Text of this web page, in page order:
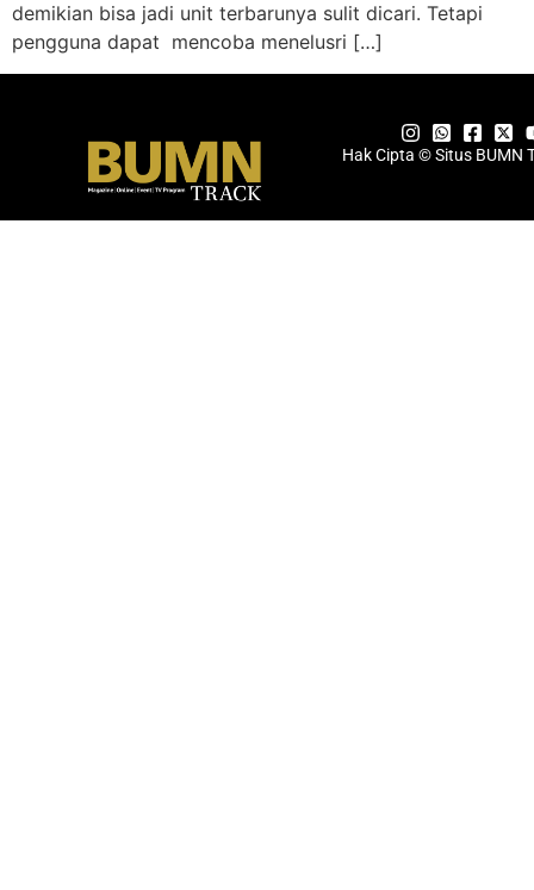
demikian bisa jadi unit terbarunya sulit dicari. Tetapi
pengguna dapat mencoba menelusri […]
Hak Cipta © Situs BUMN